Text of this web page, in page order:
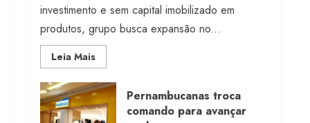
investimento e sem capital imobilizado em
produtos, grupo busca expansão no...
Leia MaisRead
more
Morena
Rosa
lança
franquia
Pernambucanas troca
comando para avançar